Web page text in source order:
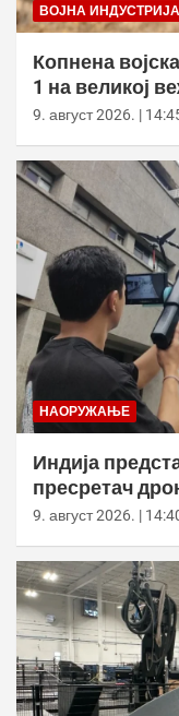
ВОЈНА ИНДУСТРИЈА
Копнена
1 на великој
9. август 2026. |
НАОРУЖАЊЕ
Индија
пресретач
9. август 2026. |